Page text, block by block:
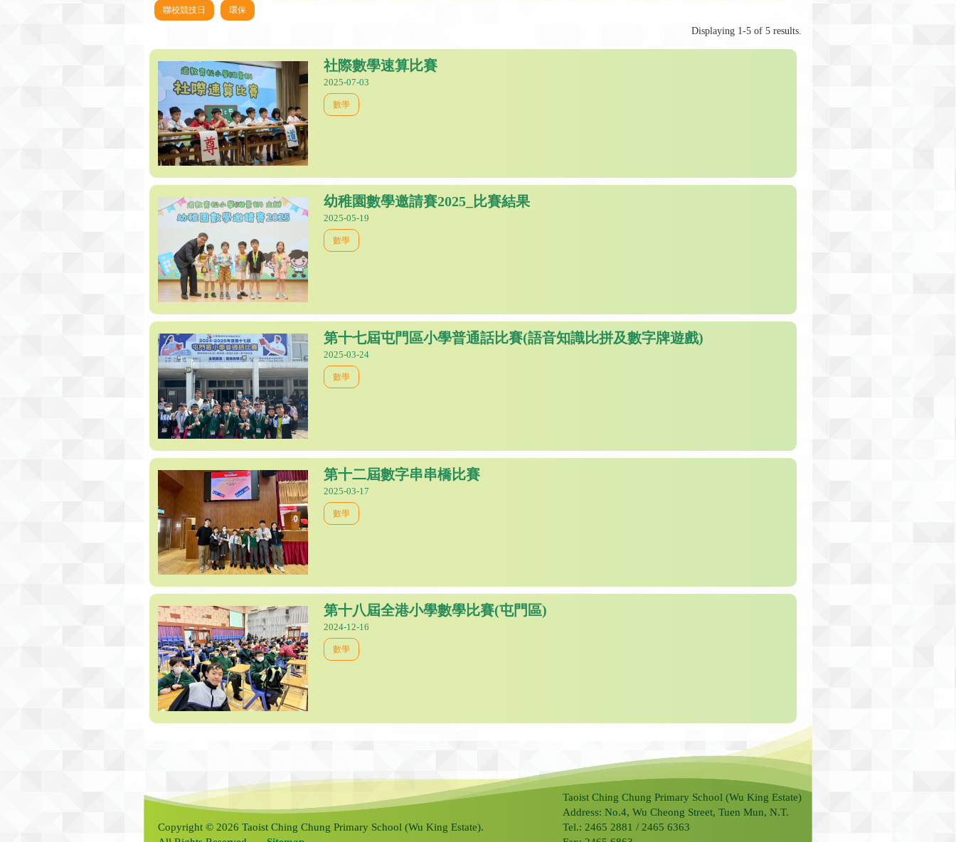
聯校競技日 環保
Displaying 1-5 of 5 results.
社際數學速算比賽
2025-07-03
數學
幼稚園數學邀請賽2025_比賽結果
2025-05-19
數學
第十七屆屯門區小學普通話比賽(語音知識比拼及數字牌遊戲)
2025-03-24
數學
第十二屆數字串串橋比賽
2025-03-17
數學
第十八屆全港小學數學比賽(屯門區)
2024-12-16
數學
Taoist Ching Chung Primary School (Wu King Estate)
Address: No.4, Wu Cheong Street, Tuen Mun, N.T.
Tel.: 2465 2881 / 2465 6363
Copyright © 2026 Taoist Ching Chung Primary School (Wu King Estate).